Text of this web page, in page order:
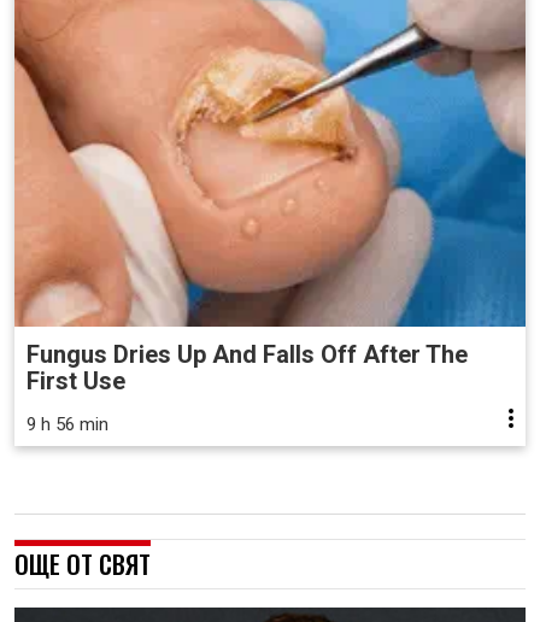
Fungus Dries Up And Falls Off After The
First Use
9 h 56 min
ОЩЕ ОТ СВЯТ